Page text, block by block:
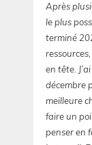
Après
le plus
terminé
en tête.
décembre
meilleure
faire un
penser en